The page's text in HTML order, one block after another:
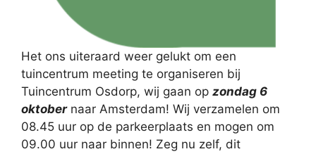
Het ons uiteraard weer gelukt om een
tuincentrum meeting te organiseren bij
Tuincentrum Osdorp, wij gaan op zondag 6
oktobernaar Amsterdam! Wij verzamelen om
08.45 uur op de parkeerplaats en mogen om
09.00 uur naar binnen! Zeg nu zelf, dit